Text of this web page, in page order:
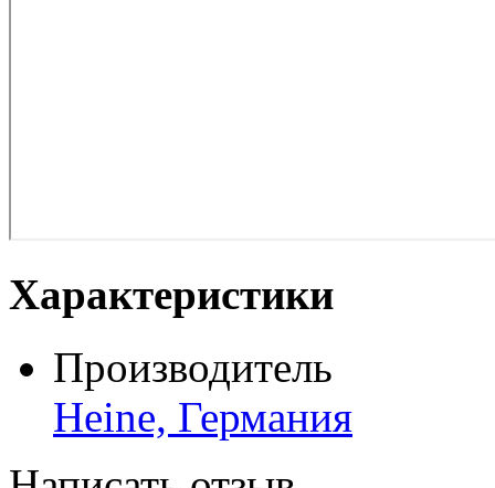
Характеристики
Производитель
Heine, Германия